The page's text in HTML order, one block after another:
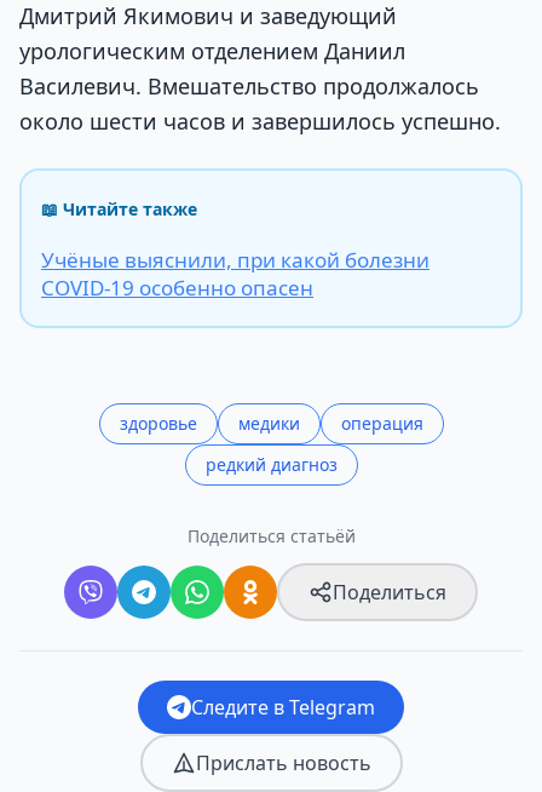
Дмитрий Якимович и заведующий
урологическим отделением Даниил
Василевич. Вмешательство продолжалось
около шести часов и завершилось успешно.
📖 Читайте также
Учёные выяснили, при какой болезни
COVID-19 особенно опасен
здоровье медики
операция
редкий диагноз
Поделиться статьёй
Поделиться
Следите в Telegram
Прислать новость